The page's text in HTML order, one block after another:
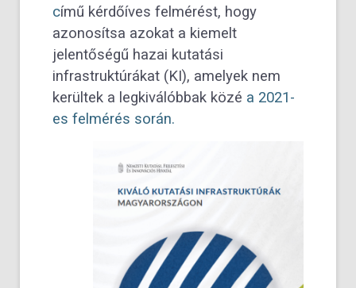
című kérdőíves felmérést, hogy
azonosítsa azokat a kiemelt
jelentőségű hazai kutatási
infrastruktúrákat (KI), amelyek nem
kerültek a legkiválóbbak közé a 2021-
es felmérés során.